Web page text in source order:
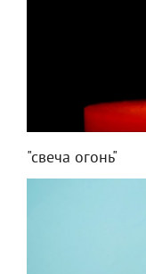
"свеча огонь"